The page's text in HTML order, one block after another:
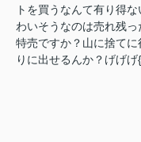
トを買うなんて有り得
わいそうなのは売れ残
特売ですか？山に捨て
りに出せるんか？げげ